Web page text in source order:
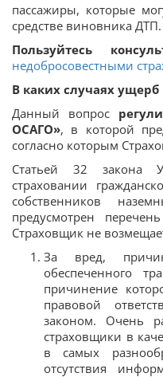
пассажиры, которые
средстве виновника ДТП.
Пользуйтесь
недобросовестными
В каких случаях
Данный вопрос
ОСАГО», в которой
согласно которым
Статьей 32 закона
страховании
собственников
предусмотрен
Страховщик не
За вред,
обеспеченного
причинение
правовой
законом. Очень
страховщики в
в самых
отсутствия